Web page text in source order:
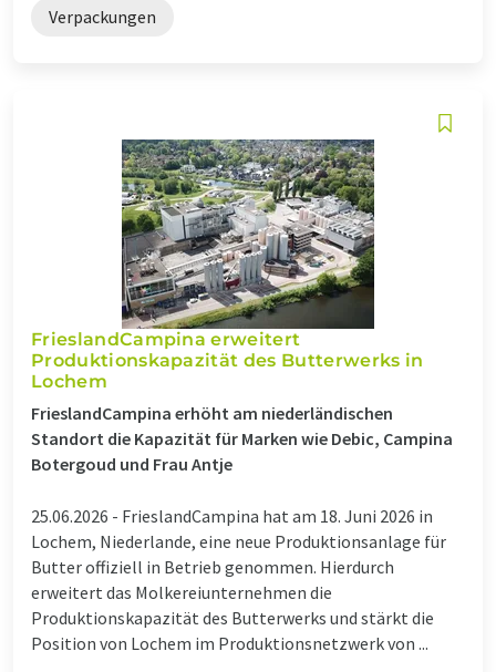
Verpackungen
Friesland­Campina erweitert
Produktionskapazität des Butterwerks in
Lochem
FrieslandCampina erhöht am niederländischen
Standort die Kapazität für Marken wie Debic, Campina
Botergoud und Frau Antje
25.06.2026 - FrieslandCampina hat am 18. Juni 2026 in
Lochem, Niederlande, eine neue Produktionsanlage für
Butter offiziell in Betrieb genommen. Hierdurch
erweitert das Molkereiunternehmen die
Produktionskapazität des Butterwerks und stärkt die
Position von Lochem im Produktionsnetzwerk von ...